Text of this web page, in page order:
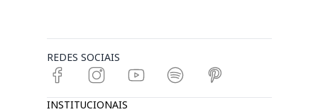
REDES SOCIAIS
INSTITUCIONAIS